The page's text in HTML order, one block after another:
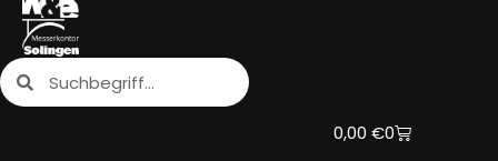
Zum
Inhalt
springen
SucheSuche
0,00 €0
Warenkorb